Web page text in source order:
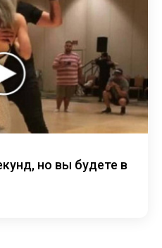
но вы будете в